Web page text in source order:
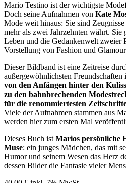
Mario Testino ist der wichtigste
Doch seine Aufnahmen von Kate
Mode weit hinaus: Sie sind
mehr als zwei Jahrzehnten währt.
Leben und die Gedankenwelt zweier
Vorstellung von Fashion und
Dieser Bildband ist eine Zeitreise
außergewöhnlichsten Freundschaften
von den Anfängen hinter den
zu den bahnbrechenden
für die renommiertesten
Viele der Aufnahmen stammen aus
werden hier zum ersten Mal
Dieses Buch ist Marios persönliche
Muse: ein junges Mädchen, das mit
Humor und seinem Wesen das Herz
dessen Bilder die Fantasie vieler